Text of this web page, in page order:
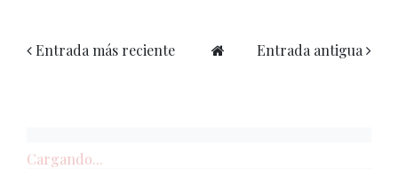
Entrada más reciente Entrada antigua
Cargando...